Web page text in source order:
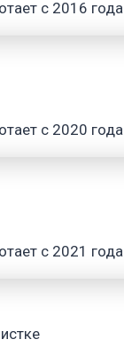
с 2016 года
с 2020 года
с 2021 года